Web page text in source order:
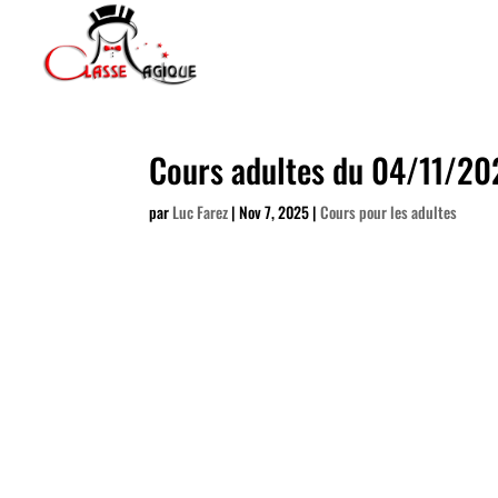
Cours adultes du 04/11/
parLuc Farez|Nov 7, 2025|Cours pour les adultes